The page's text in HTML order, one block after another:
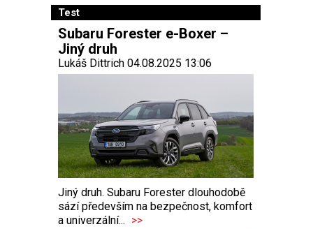
Test
Subaru Forester e-Boxer –
Jiný druh
Lukáš Dittrich 04.08.2025 13:06
Jiný druh. Subaru Forester dlouhodobě
sází především na bezpečnost, komfort
a univerzální... >>